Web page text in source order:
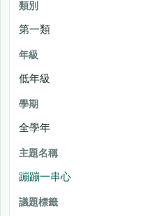
第一類
低年級
全學年
蹦蹦一串心